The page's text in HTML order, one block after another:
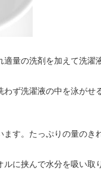
量の洗剤を加えて洗濯
ず洗濯液の中を泳がせ
す。たっぷりの量のき
に挟んで水分を吸い取